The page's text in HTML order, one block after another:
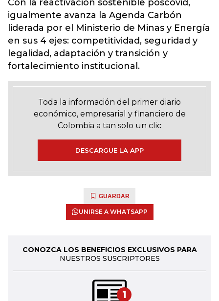
Con la reactivación sostenible poscovid,
igualmente avanza la Agenda Carbón
liderada por el Ministerio de Minas y Energía
en sus 4 ejes: competitividad, seguridad y
legalidad, adaptación y transición y
fortalecimiento institucional.
Toda la información del primer diario
económico, empresarial y financiero de
Colombia a tan solo un clic
DESCARGUE LA APP
GUARDAR
UNIRSE A WHATSAPP
CONOZCA LOS BENEFICIOS EXCLUSIVOS PARA
NUESTROS SUSCRIPTORES
1